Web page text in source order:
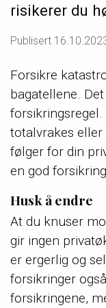
risikerer du
Publisert
Forsikre
bagatellene.
totalvrakes eller
følger for din
en god
Husk å endre
At du knuser
gir ingen
er ergerlig og
forsikringer
forsikringene,